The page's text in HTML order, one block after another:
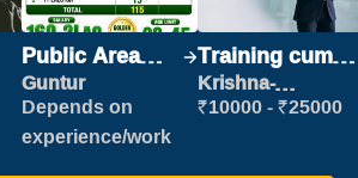
Public Area
Cleaner
Guntur
Depends on
experience/work
Training cum
Placement
Krishna-
vijayawada
₹10000 - ₹25000